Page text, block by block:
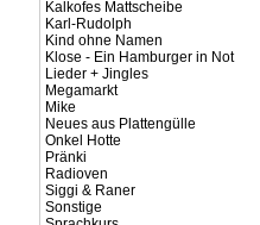
Kalkofes Mattscheibe
Karl-Rudolph
Kind ohne Namen
Klose - Ein Hamburger in Not
Lieder + Jingles
Megamarkt
Mike
Neues aus Plattengülle
Onkel Hotte
Pränki
Radioven
Siggi & Raner
Sonstige